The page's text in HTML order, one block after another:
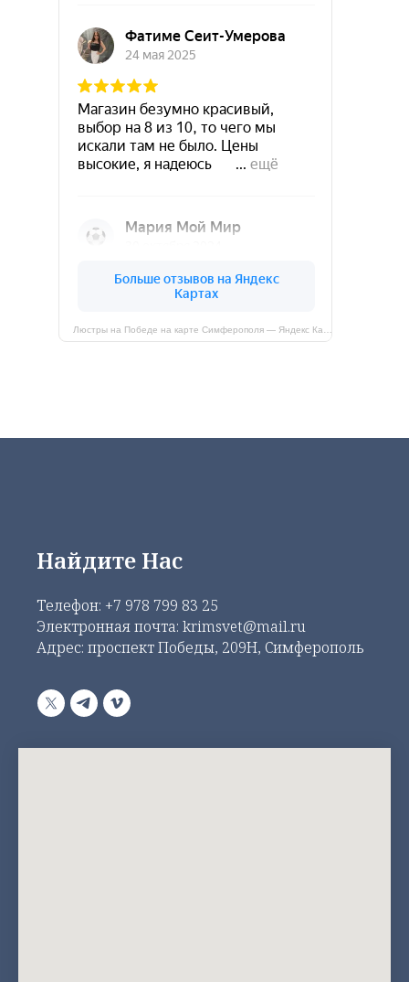
Найдите Нас
Телефон: +7 978 799 83 25
Электронная почта: krimsvet@mail.ru
Адрес: проспект Победы, 209Н, Симферополь